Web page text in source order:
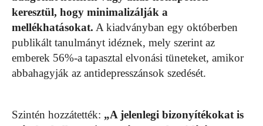
keresztül, hogy minimalizálják a
mellékhatásokat. A kiadványban egy októberben
publikált tanulmányt idéznek, mely szerint az
emberek 56%-a tapasztal elvonási tüneteket, amikor
abbahagyják az antidepresszánsok szedését.
Szintén hozzátették: „A jelenlegi bizonyítékokat is